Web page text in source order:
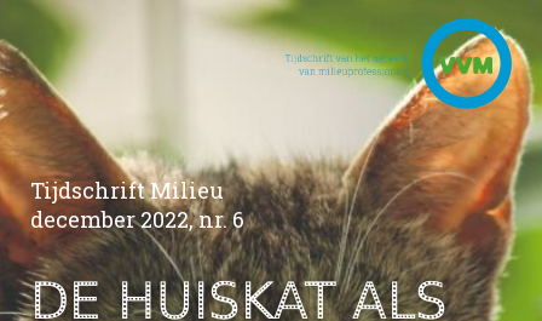
Tijdschrift Milieu
december 2022, nr. 6
DE HUISKAT ALS